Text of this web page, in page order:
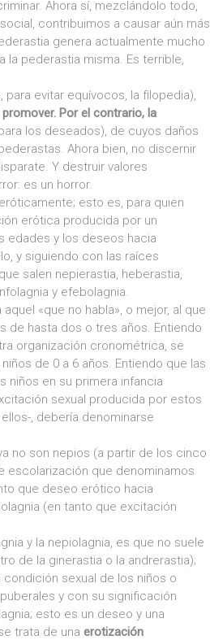
Ahora sí, mezclándolo todo,
contribuimos a causar aún más
genera actualmente mucho
la pederastia misma. Es terrible,
para evitar equívocos, la filopedia),
Por el contrario, la
los deseados), de cuyos daños
Ahora bien, no discernir
Y destruir valores
es un horror.
esto es, para quien
erótica producida por un
edades y los deseos hacia
y siguiendo con las raíces
salen nepierastia, heberastia,
y efebolagnia.
«que no habla», o mejor, al que
de hasta dos o tres años. Entiendo
organización cronométrica, se
de 0 a 6 años. Entiendo que las
niños en su primera infancia
sexual producida por estos
, debería denominarse
no son nepios (a partir de los cinco
escolarización que denominamos
que deseo erótico hacia
(en tanto que excitación
y la nepiolagnia, es que no suele
de la ginerastia o la andrerastia);
sexual de los niños o
y con su significación
esto es un deseo y una
trata de una erotización